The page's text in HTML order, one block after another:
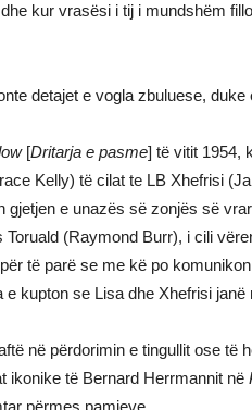
kur vrasësi i tij i mundshëm
detajet e vogla zbuluese, duke
[Dritarja e pasme] të vitit 1954,
Kelly) të cilat te LB Xhefrisi
gjetjen e unazës së zonjës së
(Raymond Burr), i cili
të parë se me kë po
kupton se Lisa dhe Xhefrisi janë
në përdorimin e tingullit ose të
ikonike të Bernard Herrmannit në
përmes pamjeve.